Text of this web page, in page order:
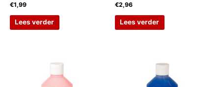
€1,99
Lees verder
€2,96
Lees verder